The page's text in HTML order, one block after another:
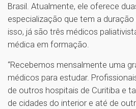
Brasil. Atualmente, ele oferece
especialização que tem a
isso, já são três médicos
médica em formação.
“Recebemos mensalmente uma
médicos para estudar.
de outros hospitais de Curitiba e
de cidades do interior e até de